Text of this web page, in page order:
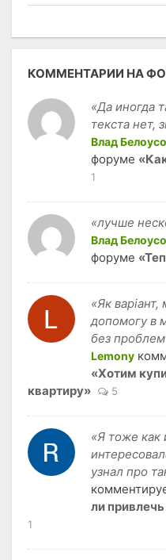
КОММЕНТАРИИ НА
«Да иногда
текста нет,
Влад
форуме
1
«лучше
Влад
форуме
«Як
допомогу в
без проблем
Lemony
«Хотим
квартиру»
5
«Я тоже как
узнал про
ли
1